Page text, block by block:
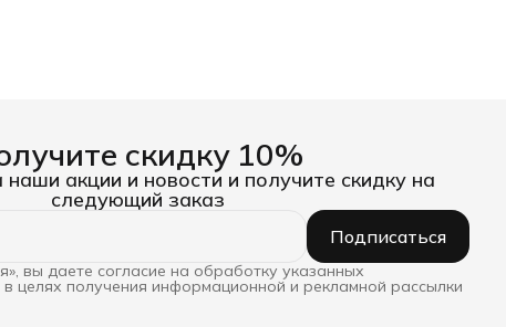
скидку 10%
акции и новости и получите скидку на
следующий заказ
Подписаться
вы даете согласие на обработку указанных
целях получения информационной и рекламной рассылки